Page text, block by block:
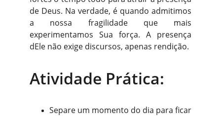
de Deus. Na verdade, é quando admitimos
a nossa fragilidade que mais
experimentamos Sua força. A presença
dEle não exige discursos, apenas rendição.
Atividade Prática:
Separe um momento do dia para ficar